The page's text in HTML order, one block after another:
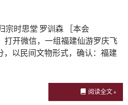
宗时思堂 罗训森 ［本会
开微信，一组福建仙游罗庆飞
，以民间文物形式，确认：福建
阅读全文 »